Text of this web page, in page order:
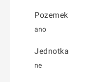
Pozemek
ano
Jednotka
ne